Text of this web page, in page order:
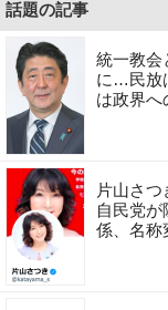
話題の記事
統一教会
に…民放
は政界へ
片山さ
自民党
係、名称